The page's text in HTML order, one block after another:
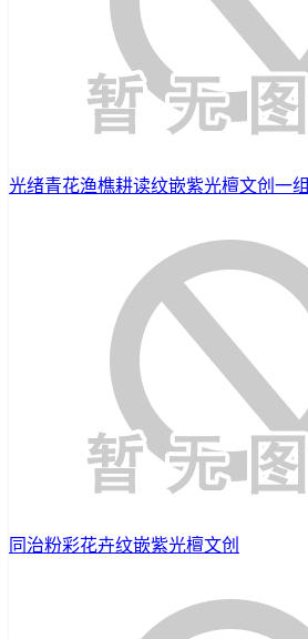
光绪青花渔樵耕读纹嵌紫光檀文创一组
同治粉彩花卉纹嵌紫光檀文创